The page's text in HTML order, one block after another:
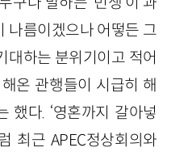
나름이겠으나 어떻든 그
대하는 분위기이고 적어
온 관행들이 시급히 해
했다. ‘영혼까지 갈아넣
최근 APEC정상회의와